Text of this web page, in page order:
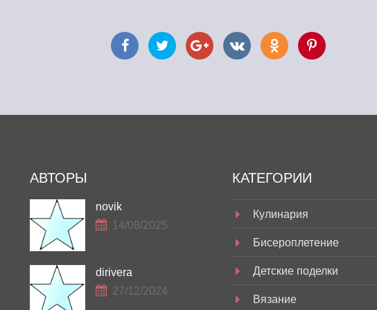
АВТОРЫ
novik
14/08/2025
dirivera
27/12/2024
КАТЕГОРИИ
Кулинария
Бисероплетение
Детские поделки
Вязание